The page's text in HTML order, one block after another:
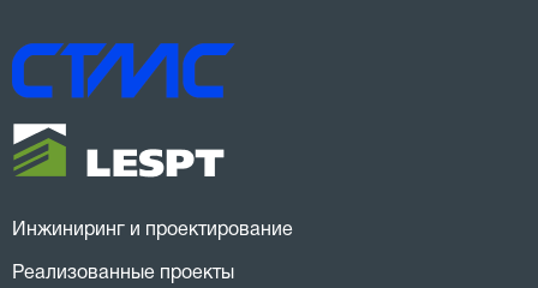
Инжиниринг и проектирование
Реализованные проекты